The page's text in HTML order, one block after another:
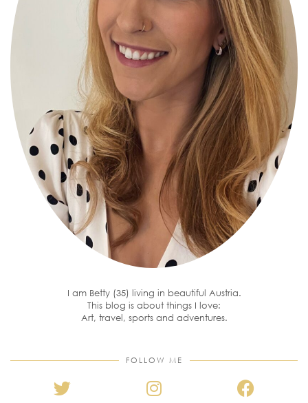
I am Betty (35) living in beautiful Austria.
This blog is about things I love:
Art, travel, sports and adventures.
FOLLOW ME